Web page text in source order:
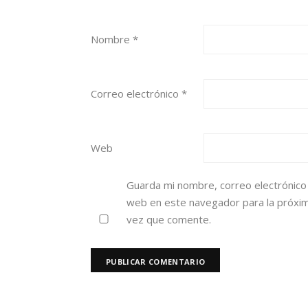
Nombre *
Correo electrónico *
Web
Guarda mi nombre, correo
web en este navegador para la
vez que comente.